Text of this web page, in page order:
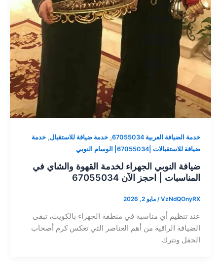
خدمة الضيافة العربية 67055034 , خدمة ضيافة للاستقبال, خدمة
ضيافة للاستقبالات |67055034| الوسام النوبي
ضيافة النوبي الجهراء لخدمة القهوة والشاي في
المناسبات | احجز الآن 67055034
VzNdQOnyRX
/ مايو 2, 2026
عند تنظيم أي مناسبة في منطقة الجهراء بالكويت، تبقى
الضيافة الراقية من أهم العناصر التي تعكس كرم أصحاب
الحفل وتترك